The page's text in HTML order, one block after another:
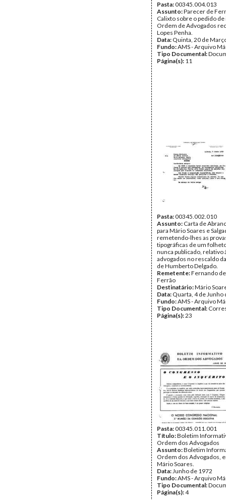
Pasta:00345.004.013
Assunto:Parecer de
Calixto sobre o pedido
Ordem de Advogados
Lopes Penha.
Data: Quinta, 20 de
Fundo:AMS - Arquivo
Tipo Documental:
Página(s): 11
Pasta:00345.002.010
Assunto: Carta de
para Mário Soares e
remetendo-lhes as
tipográficas de um
nunca publicado, relativo
advogados no rescaldo
de Humberto Delgado.
Remetente:Fernando
Ferrão
Destinatário:Mário
Data: Quarta, 4 de Junho
Fundo:AMS - Arquivo
Tipo Documental:
Página(s):23
Pasta:00345.011.001
Título:Boletim
Ordem dos Advogados
Assunto:Boletim
Ordem dos Advogados,
Mário Soares.
Data:Junho de 1972
Fundo:AMS - Arquivo
Tipo Documental:
Página(s):4